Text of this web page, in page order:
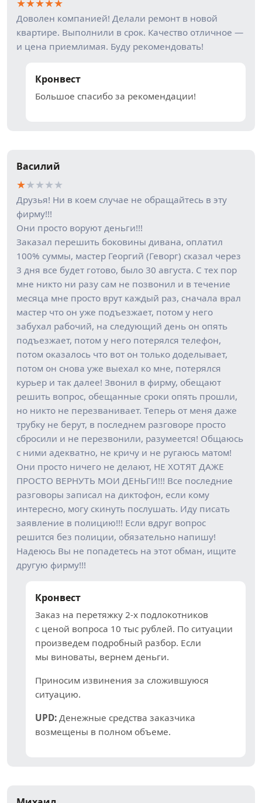
★★★★★
Доволен компанией! Делали ремонт в новой
квартире. Выполнили в срок. Качество отличное —
и цена приемлимая. Буду рекомендовать!
Кронвест
Большое спасибо за рекомендации!
Василий
★★★★★
Друзья! Ни в коем случае не обращайтесь в эту
фирму!!!
Они просто воруют деньги!!!
Заказал перешить боковины дивана, оплатил
100% суммы, мастер Георгий (Геворг) сказал через
3 дня все будет готово, было 30 августа. С тех пор
мне никто ни разу сам не позвонил и в течение
месяца мне просто врут каждый раз, сначала врал
мастер что он уже подъезжает, потом у него
забухал рабочий, на следующий день он опять
подъезжает, потом у него потерялся телефон,
потом оказалось что вот он только доделывает,
потом он снова уже выехал ко мне, потерялся
курьер и так далее! Звонил в фирму, обещают
решить вопрос, обещанные сроки опять прошли,
но никто не перезванивает. Теперь от меня даже
трубку не берут, в последнем разговоре просто
сбросили и не перезвонили, разумеется! Общаюсь
с ними адекватно, не кричу и не ругаюсь матом!
Они просто ничего не делают, НЕ ХОТЯТ ДАЖЕ
ПРОСТО ВЕРНУТЬ МОИ ДЕНЬГИ!!! Все последние
разговоры записал на диктофон, если кому
интересно, могу скинуть послушать. Иду писать
заявление в полицию!!! Если вдруг вопрос
решится без полиции, обязательно напишу!
Надеюсь Вы не попадетесь на этот обман, ищите
другую фирму!!!
Кронвест
Заказ на перетяжку 2-х подлокотников
с ценой вопроса 10 тыс рублей. По ситуации
произведем подробный разбор. Если
мы виноваты, вернем деньги.
Приносим извинения за сложившуюся
ситуацию.
UPD: Денежные средства заказчика
возмещены в полном объеме.